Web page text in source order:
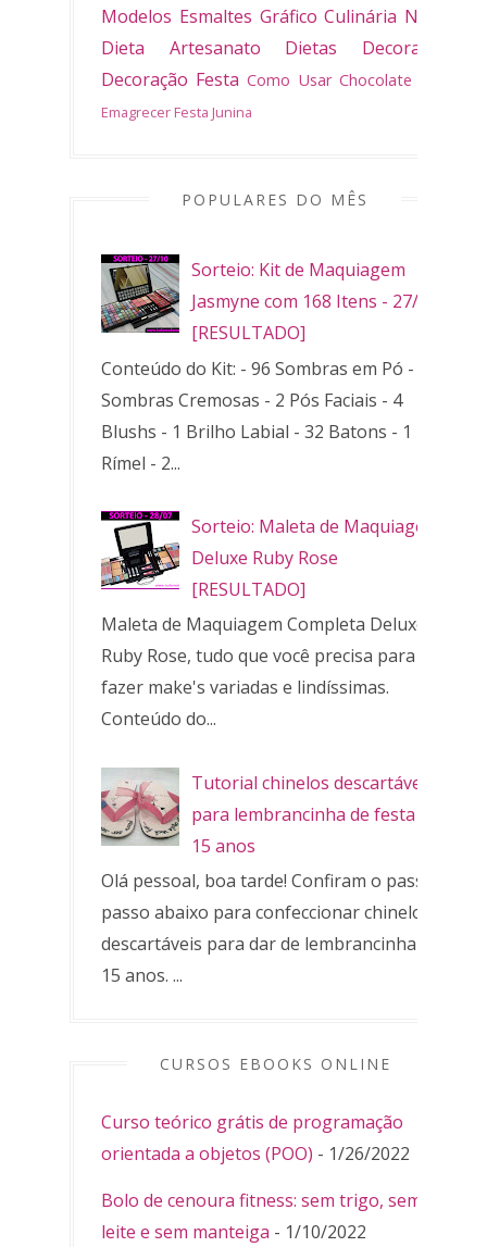
Modelos Esmaltes Gráfico Culinária Natal
Dieta
Artesanato Dietas
Decoradas
Decoração Festa Como Usar Chocolate
Emagrecer Festa Junina
POPULARES DO MÊS
Sorteio: Kit de Maquiagem
Jasmyne com 168 Itens - 27/10
[RESULTADO]
Conteúdo do Kit: - 96 Sombras em Pó - 32
Sombras Cremosas - 2 Pós Faciais - 4
Blushs - 1 Brilho Labial - 32 Batons - 1
Rímel - 2...
Sorteio: Maleta de Maquiagem
Deluxe Ruby Rose
[RESULTADO]
Maleta de Maquiagem Completa Deluxe
Ruby Rose, tudo que você precisa para
fazer make's variadas e lindíssimas.
Conteúdo do...
Tutorial chinelos descartáveis
para lembrancinha de festa de
15 anos
Olá pessoal, boa tarde! Confiram o passo a
passo abaixo para confeccionar chinelos
descartáveis para dar de lembrancinha de
15 anos. ...
CURSOS EBOOKS ONLINE
Curso teórico grátis de programação
orientada a objetos (POO) - 1/26/2022
Bolo de cenoura fitness: sem trigo, sem
leite e sem manteiga - 1/10/2022